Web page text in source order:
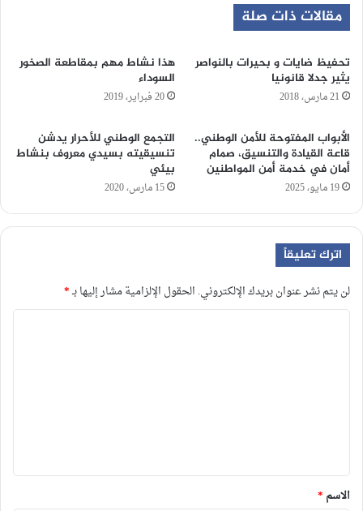
مقالات ذات صلة
تحفيظ ضايات و بحيرات بالنواصر
يثير جدلا قانونيا
21 مارس، 2018
هذا نشاط مهم بمقاطعة الصخور
السوداء
20 فبراير، 2019
الأبواب المفتوحة للأمن الوطني..
قاعة القيادة والتنسيق، صمام
أمان في خدمة أمن المواطنين
19 مايو، 2025
التجمع الوطني للأحرار يدشن
تنسيقيته بسيدي معروف بنشاط
بيئي
15 مارس، 2020
اترك تعليقاً
لن يتم نشر عنوان بريدك الإلكتروني. الحقول الإلزامية مشار إليها بـ*
*
الاسم *